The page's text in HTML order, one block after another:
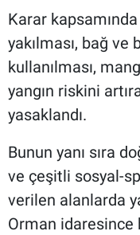
Karar
yakılması, bağ
kullanılması,
yangın riskini
yasaklandı.
Bunun yanı sıra
ve çeşitli sosyal-
verilen alanlarda
Orman idaresince